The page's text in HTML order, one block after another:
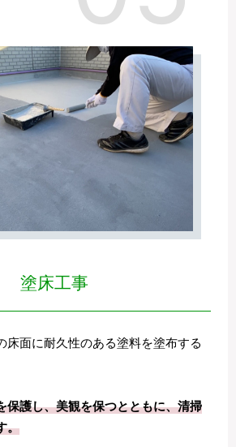
塗床工事
床面に耐久性のある塗料を塗布する
保護し、美観を保つとともに、清掃
。